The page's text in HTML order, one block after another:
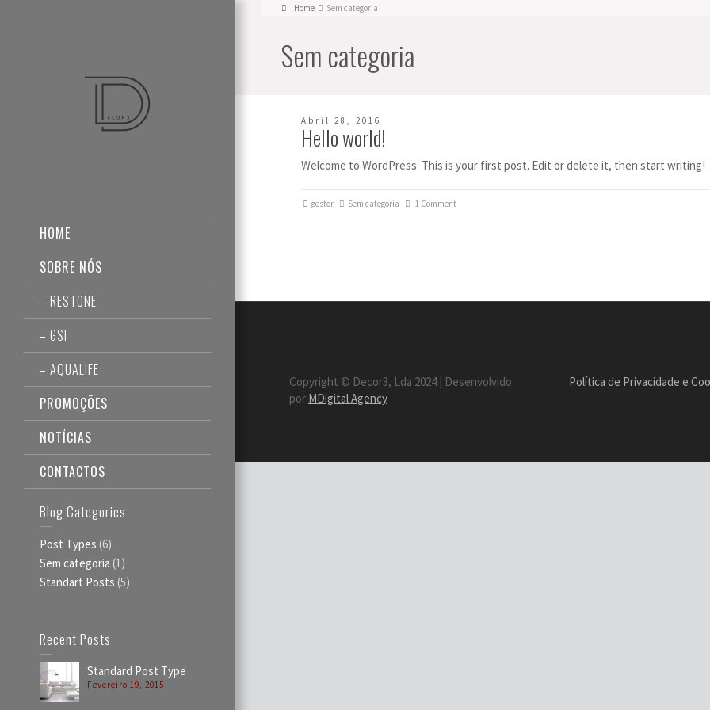
HOME
SOBRE NÓS
– RESTONE
– GSI
– AQUALIFE
PROMOÇÕES
NOTÍCIAS
CONTACTOS
Blog Categories
Post Types (6)
Sem categoria (1)
Standart Posts (5)
Recent Posts
Standard Post Type
Fevereiro 19, 2015
Home Sem categoria
Sem categoria
Abril 28, 2016
Hello world!
Welcome to WordPress. This is your first post. Edit or delete it, then start writing!
gestor Sem categoria 1 Comment
Copyright © Decor3, Lda 2024 | Desenvolvido
por MDigital Agency
Política de Privacidade e